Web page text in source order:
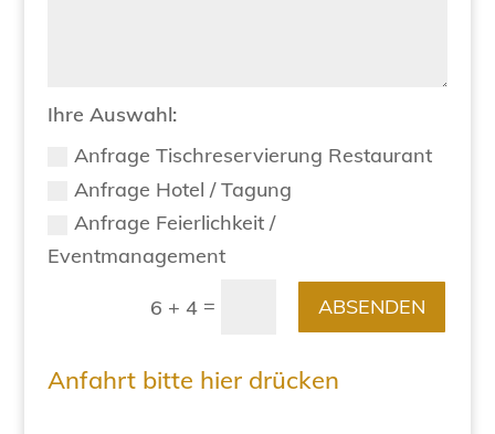
Ihre Auswahl:
Anfrage Tischreservierung Restaurant
Anfrage Hotel / Tagung
Anfrage Feierlichkeit /
Eventmanagement
6 + 4 = ABSENDEN
Anfahrt bitte hier drücken